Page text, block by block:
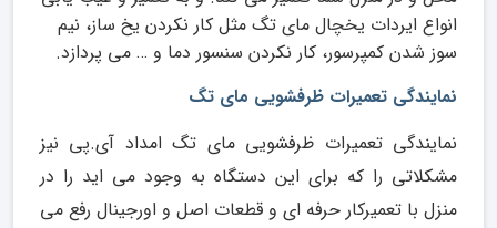
انواع ایردات یخچال مای تگ مثل کار نکردن یخ ساز، نیم
سوز شدن کمپرسور، کار نکردن سنسور دما و … می پردازد.
نمایندگی تعمیرات ظرفشویی مای تگ
نمایندگی تعمیرات ظرفشویی مای تگ امداد آی.پی نیز
مشکلاتی را که برای این دستگاه به وجود می اید را در
منزل با تعمیرکار حرفه ای و قطعات اصل و اورجینال رفع می